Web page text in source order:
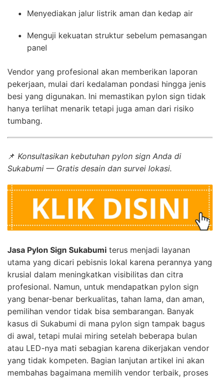
Menyediakan jalur listrik aman dan kedap air
Menguji kekuatan struktur sebelum pemasangan
panel
Vendor yang profesional akan memberikan laporan
pekerjaan, mulai dari kedalaman pondasi hingga jenis
besi yang digunakan. Ini memastikan pylon sign tidak
hanya terlihat menarik tetapi juga aman dari risiko
tumbang.
📌 Konsultasikan kebutuhan pylon sign Anda di
Sukabumi — Gratis desain dan survei lokasi.
Jasa Pylon Sign Sukabumi terus menjadi layanan
utama yang dicari pebisnis lokal karena perannya yang
krusial dalam meningkatkan visibilitas dan citra
profesional. Namun, untuk mendapatkan pylon sign
yang benar-benar berkualitas, tahan lama, dan aman,
pemilihan vendor tidak bisa sembarangan. Banyak
kasus di Sukabumi di mana pylon sign tampak bagus
di awal, tetapi mulai miring setelah beberapa bulan
atau LED-nya mati sebagian karena dikerjakan vendor
yang tidak kompeten. Bagian lanjutan artikel ini akan
membahas bagaimana memilih vendor terbaik, proses